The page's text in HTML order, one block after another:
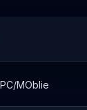
MOblie